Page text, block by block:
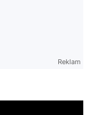
Reklam